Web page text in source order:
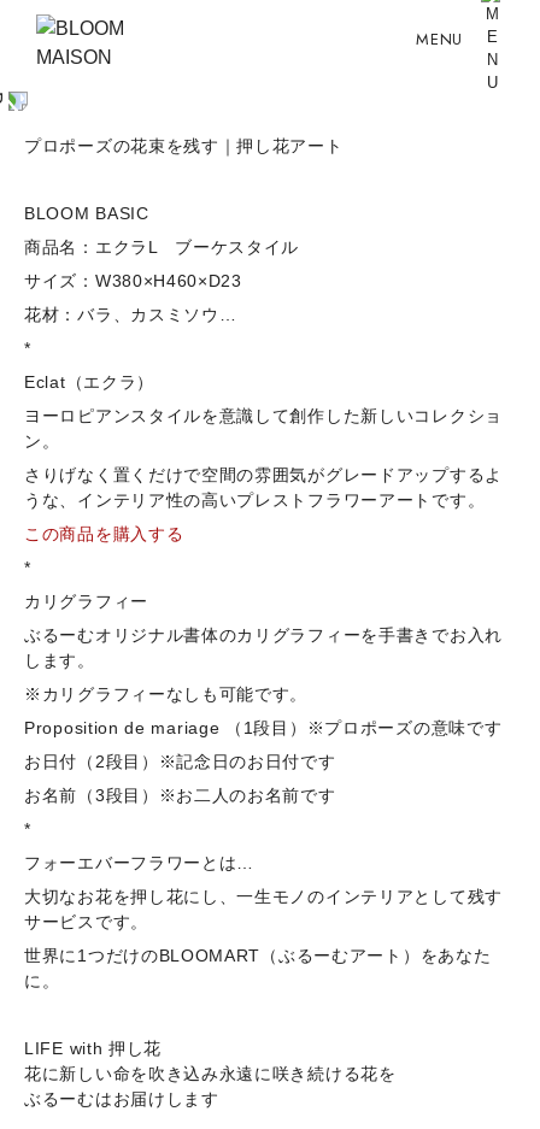
MENU
プロポーズの花束を残す｜押し花アート
BLOOM BASIC
商品名：エクラL ブーケスタイル
サイズ：W380×H460×D23
花材：バラ、カスミソウ…
*
Eclat（エクラ）
ヨーロピアンスタイルを意識して創作した新しいコレクショ
ン。
さりげなく置くだけで空間の雰囲気がグレードアップするよ
うな、インテリア性の高いプレストフラワーアートです。
この商品を購入する
*
カリグラフィー
ぶるーむオリジナル書体のカリグラフィーを手書きでお入れ
します。
※カリグラフィーなしも可能です。
Proposition de mariage （1段目）※プロポーズの意味です
お日付（2段目）※記念日のお日付です
お名前（3段目）※お二人のお名前です
*
フォーエバーフラワーとは…
大切なお花を押し花にし、一生モノのインテリアとして残す
サービスです。
世界に1つだけのBLOOMART（ぶるーむアート）をあなた
に。
LIFE with 押し花
花に新しい命を吹き込み永遠に咲き続ける花を
ぶるーむはお届けします